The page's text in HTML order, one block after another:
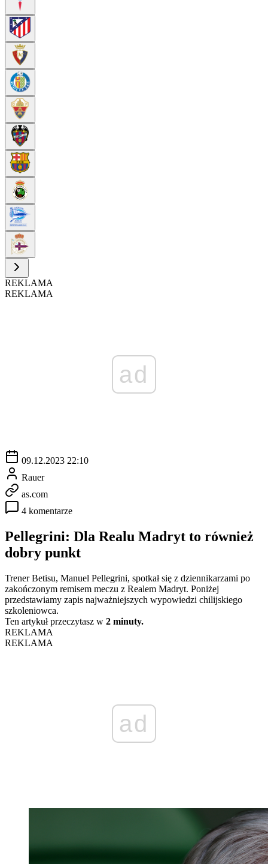
REKLAMA
REKLAMA
ad
09.12.2023 22:10
Rauer
as.com
4 komentarze
Pellegrini: Dla Realu Madryt to również
dobry punkt
Trener Betisu, Manuel Pellegrini, spotkał się z dziennikarzami po
zakończonym remisem meczu z Realem Madryt. Poniżej
przedstawiamy zapis najważniejszych wypowiedzi chilijskiego
szkoleniowca.
Ten artykuł przeczytasz w 2 minuty.
REKLAMA
REKLAMA
ad